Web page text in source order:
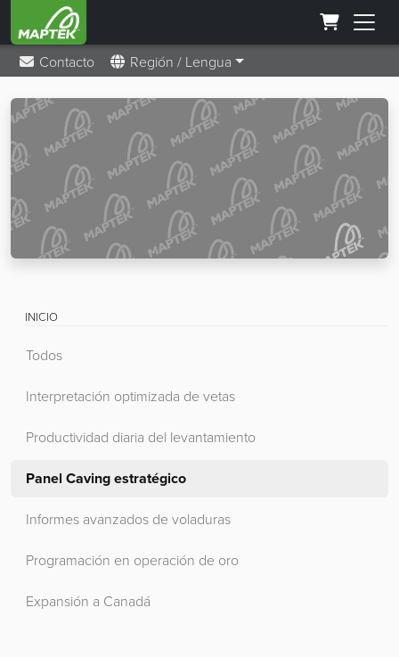
Contacto Región / Lengua
INICIO
Todos
Interpretación optimizada de vetas
Productividad diaria del levantamiento
Panel Caving estratégico
Informes avanzados de voladuras
Programación en operación de oro
Expansión a Canadá